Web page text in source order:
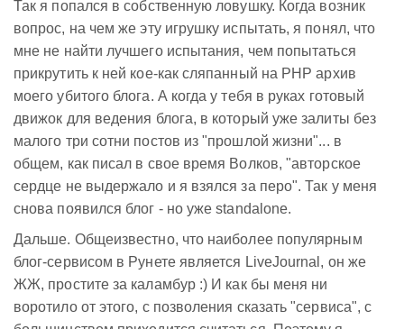
Так я попался в собственную ловушку. Когда возник
вопрос, на чем же эту игрушку испытать, я понял, что
мне не найти лучшего испытания, чем попытаться
прикрутить к ней кое-как сляпанный на PHP архив
моего убитого блога. А когда у тебя в руках готовый
движок для ведения блога, в который уже залиты без
малого три сотни постов из "прошлой жизни"... в
общем, как писал в свое время Волков, "авторское
сердце не выдержало и я взялся за перо". Так у меня
снова появился блог - но уже standalone.
Дальше. Общеизвестно, что наиболее популярным
блог-сервисом в Рунете является LiveJournal, он же
ЖЖ, простите за каламбур :) И как бы меня ни
воротило от этого, с позволения сказать "сервиса", с